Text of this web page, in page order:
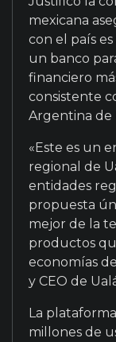
mexicana
con el país
un banco
financiero
consistente
Argentina de
«Este es un
regional de
entidades
propuesta
mejor de la
productos
economías
y CEO de
La
millones de